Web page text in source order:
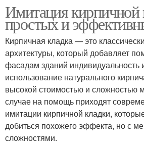
Имитация кирпичной
простых и
Кирпичная кладка — это
архитектуры, который добавляет
фасадам зданий
использование натурального
высокой стоимостью и сложностью
случае на помощь приходят
имитации кирпичной кладки,
добиться похожего эффекта, но с
сложностями.